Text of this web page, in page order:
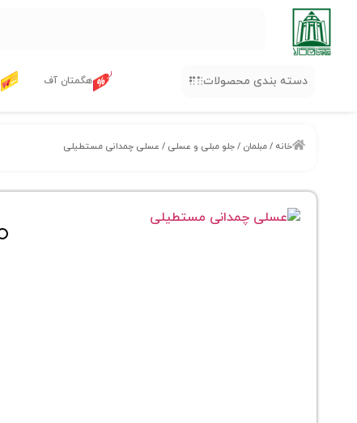
دسته بندی محصولات هگمتان آف
خانه /مبلمان /جلو مبلی و عسلی / عسلی چمدانی مستطیلی